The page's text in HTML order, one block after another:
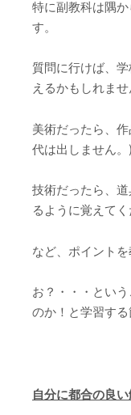
特に副教科は隅
す。
質問に行けば、
えるかもしれませ
美術だったら、
代は出しません。)
技術だったら、
るように覚えてく
など、ポイントを
お？・・・とい
のか！と学習する
自分に都合の良